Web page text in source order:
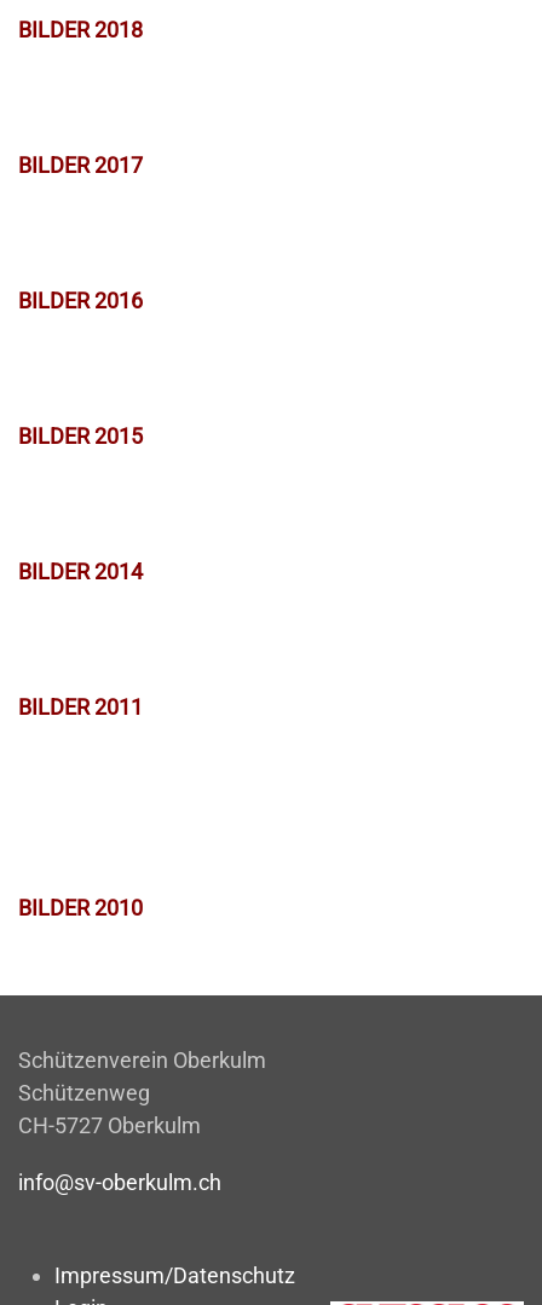
BILDER 2018
BILDER 2017
BILDER 2016
BILDER 2015
BILDER 2014
BILDER 2011
BILDER 2010
Schützenverein Oberkulm
Schützenweg
CH-5727 Oberkulm
info@sv-oberkulm.ch
Impressum/Datenschutz